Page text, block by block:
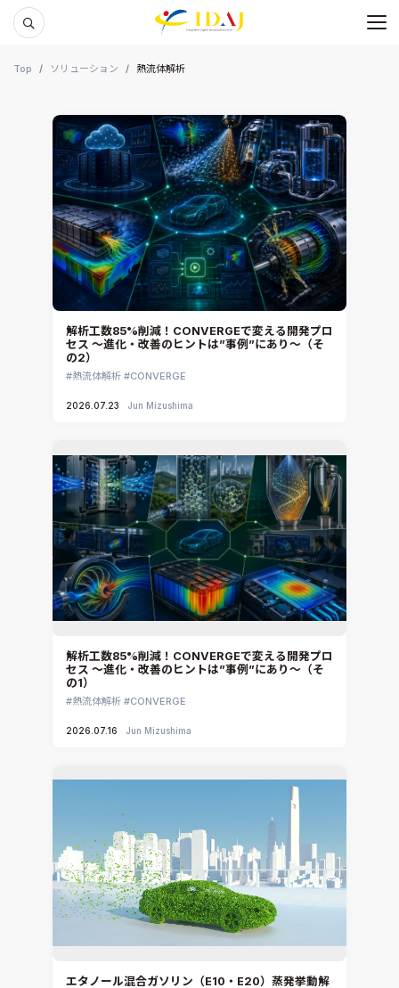
メ
Top ソリューション 熱流体解析
解析工数85%削減！CONVERGEで変える開発プロ
セス ～進化・改善のヒントは”事例”にあり～（そ
の2）
熱流体解析 CONVERGE
2026.07.23 Jun Mizushima
解析工数85%削減！CONVERGEで変える開発プロ
セス ～進化・改善のヒントは”事例”にあり～（そ
の1）
熱流体解析 CONVERGE
2026.07.16 Jun Mizushima
エタノール混合ガソリン（E10・E20）蒸発挙動解